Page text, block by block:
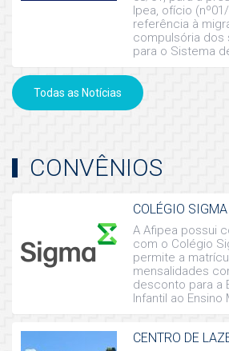
Ipea, ofício
referência à
compulsória dos
para o Sistema
Todas as Notícias
CONVÊNIOS
COLÉGIO SIGMA
A Afipea possui
com o Colégio
permite a
mensalidades
desconto para a
Infantil ao Ensino
CENTRO DE